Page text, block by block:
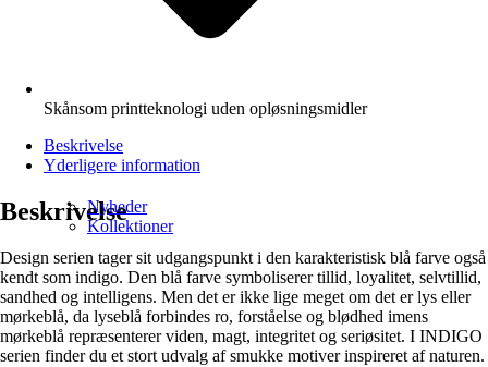
Nyheder
Kollektioner
Skånsom printteknologi uden opløsningsmidler
Beskrivelse
Yderligere information
Beskrivelse
Design serien tager sit udgangspunkt i den karakteristisk blå farve også
kendt som indigo. Den blå farve symboliserer tillid, loyalitet, selvtillid,
sandhed og intelligens. Men det er ikke lige meget om det er lys eller
mørkeblå, da lyseblå forbindes ro, forståelse og blødhed imens
mørkeblå repræsenterer viden, magt, integritet og seriøsitet. I INDIGO
serien finder du et stort udvalg af smukke motiver inspireret af naturen.